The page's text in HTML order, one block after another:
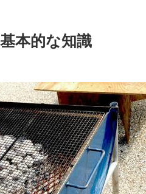
本的な知識